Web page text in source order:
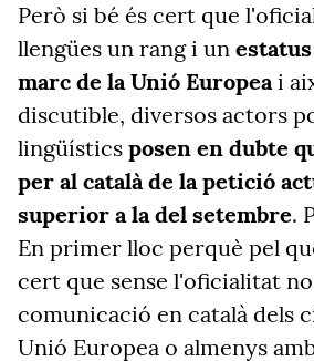
Però si bé és cert que
llengües un rang i un
marc de la Unió Europeai
discutible, diversos actors
lingüístics posen en dubte
per al català de la petició
superior a la del setembre.
En primer lloc perquè pel
cert que sense l'oficialitat
comunicació en català dels
Unió Europea o almenys